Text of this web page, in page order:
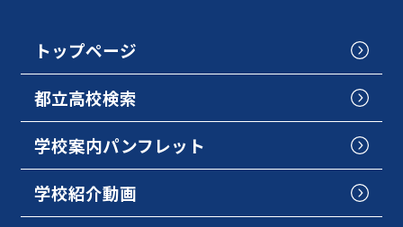
トップページ
都立高校検索
学校案内パンフレット
学校紹介動画